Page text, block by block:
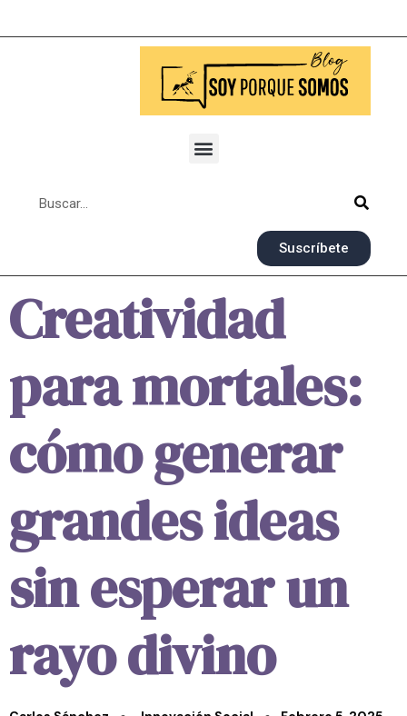
Suscríbete
Creatividad
para mortales:
cómo generar
grandes ideas
sin esperar un
rayo divino